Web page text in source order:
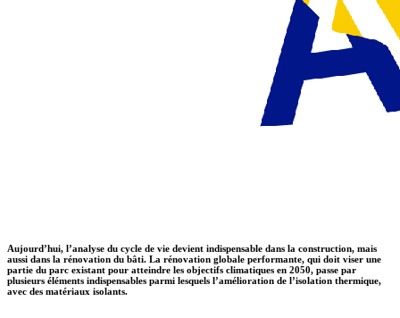
Aujourd’hui, l’analyse du cycle de vie devient indispensable dans la construction, mais
aussi dans la rénovation du bâti. La rénovation globale performante, qui doit viser une
partie du parc existant pour atteindre les objectifs climatiques en 2050, passe par
plusieurs éléments indispensables parmi lesquels l’amélioration de l’isolation thermique,
avec des matériaux isolants.